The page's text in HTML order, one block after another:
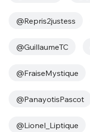
@Repris2justess
@GuillaumeTC
@FraiseMystique
@PanayotisPascot
@Lionel_Liptique